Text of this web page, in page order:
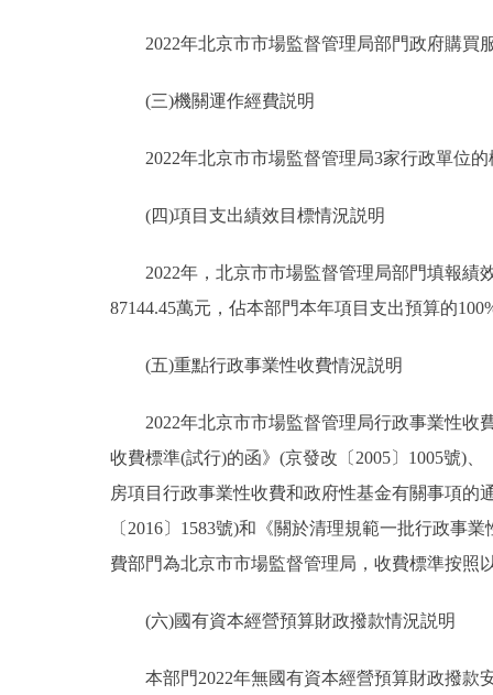
2022年北京市市場監督管理局部門政府購買服
(三)機關運作經費説明
2022年北京市市場監督管理局3家行政單位的
(四)項目支出績效目標情況説明
2022年，北京市市場監督管理局部門填報績效
87144.45萬元，佔本部門本年項目支出預算的
(五)重點行政事業性收費情況説明
2022年北京市市場監督管理局行政事業性收
收費標準(試行)的函》(京發改〔2005〕1005號)
房項目行政事業性收費和政府性基金有關事項的
〔2016〕1583號)和《關於清理規範一批行政事
費部門為北京市市場監督管理局，收費標準按照
(六)國有資本經營預算財政撥款情況説明
本部門2022年無國有資本經營預算財政撥款